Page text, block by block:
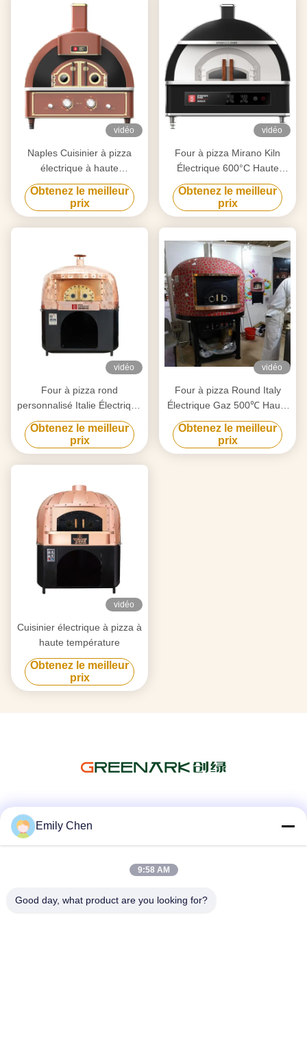
vidéo
Naples Cuisinier à pizza
électrique à haute
température à 600 ° C
Obtenez le meilleur
prix
vidéo
Four à pizza Mirano Kiln
Électrique 600°C Haute
température
Obtenez le meilleur
prix
vidéo
Four à pizza rond
personnalisé Italie Électrique
Gaz 500℃ Haute
température
Obtenez le meilleur
prix
vidéo
Four à pizza Round Italy
Électrique Gaz 500℃ Haute
Température
Obtenez le meilleur
prix
vidéo
Cuisinier électrique à pizza à
haute température
Obtenez le meilleur
prix
Emily Chen
9:58 AM
Good day, what product are you looking for?